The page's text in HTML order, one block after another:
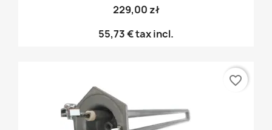
229,00 zł
55,73 €tax incl.
favorite_border